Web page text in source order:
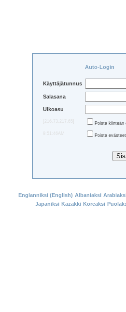
Auto-Login
Käyttäjätunnus
Salasana
Ulkoasu
[216.73.217.65] Poista kiinteän
9:51:46AM Poista evästeet
Englanniksi (English) Albaniaksi
Japaniksi Kazakki Koreaksi